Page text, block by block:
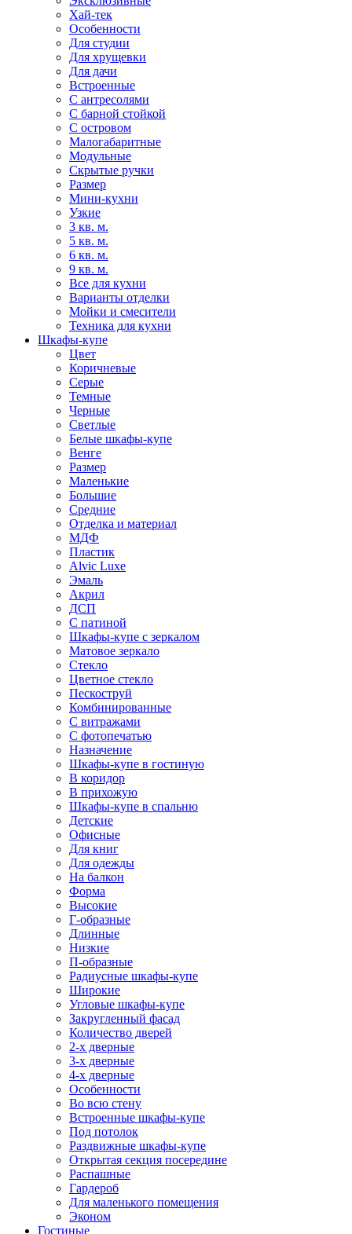
Хай-тек
Особенности
Для студии
Для хрущевки
Для дачи
Встроенные
С антресолями
С барной стойкой
С островом
Малогабаритные
Модульные
Скрытые ручки
Размер
Мини-кухни
Узкие
3 кв. м.
5 кв. м.
6 кв. м.
9 кв. м.
Все для кухни
Варианты отделки
Мойки и смесители
Техника для кухни
Шкафы-купе
Цвет
Коричневые
Серые
Темные
Черные
Светлые
Белые шкафы-купе
Венге
Размер
Маленькие
Большие
Средние
Отделка и материал
МДФ
Пластик
Alvic Luxe
Эмаль
Акрил
ДСП
С патиной
Шкафы-купе с зеркалом
Матовое зеркало
Стекло
Цветное стекло
Пескоструй
Комбинированные
С витражами
С фотопечатью
Назначение
Шкафы-купе в гостиную
В коридор
В прихожую
Шкафы-купе в спальню
Детские
Офисные
Для книг
Для одежды
На балкон
Форма
Высокие
Г-образные
Длинные
Низкие
П-образные
Радиусные шкафы-купе
Широкие
Угловые шкафы-купе
Закругленный фасад
Количество дверей
2-х дверные
3-х дверные
4-х дверные
Особенности
Во всю стену
Встроенные шкафы-купе
Под потолок
Раздвижные шкафы-купе
Открытая секция посередине
Распашные
Гардероб
Для маленького помещения
Эконом
Гостиные